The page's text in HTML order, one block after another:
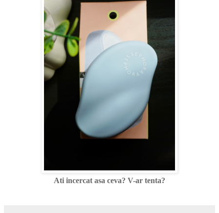
Ati incercat asa ceva? V-ar tenta?